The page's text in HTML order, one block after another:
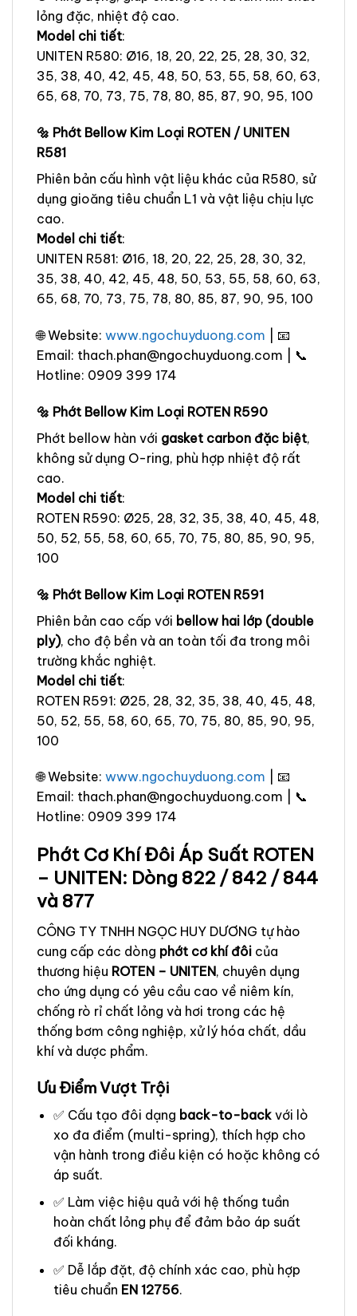
lỏng đặc, nhiệt độ cao.
Model chi tiết:
UNITEN R580: Ø16, 18, 20, 22, 25, 28, 30, 32,
35, 38, 40, 42, 45, 48, 50, 53, 55, 58, 60, 63,
65, 68, 70, 73, 75, 78, 80, 85, 87, 90, 95, 100
🔩 Phớt Bellow Kim Loại ROTEN / UNITEN
R581
Phiên bản cấu hình vật liệu khác của R580, sử
dụng gioăng tiêu chuẩn L1 và vật liệu chịu lực
cao.
Model chi tiết:
UNITEN R581: Ø16, 18, 20, 22, 25, 28, 30, 32,
35, 38, 40, 42, 45, 48, 50, 53, 55, 58, 60, 63,
65, 68, 70, 73, 75, 78, 80, 85, 87, 90, 95, 100
🌐 Website: www.ngochuyduong.com | 📧
Email: thach.phan@ngochuyduong.com | 📞
Hotline: 0909 399 174
🔩 Phớt Bellow Kim Loại ROTEN R590
Phớt bellow hàn với gasket carbon đặc biệt,
không sử dụng O-ring, phù hợp nhiệt độ rất
cao.
Model chi tiết:
ROTEN R590: Ø25, 28, 32, 35, 38, 40, 45, 48,
50, 52, 55, 58, 60, 65, 70, 75, 80, 85, 90, 95,
100
🔩 Phớt Bellow Kim Loại ROTEN R591
Phiên bản cao cấp với bellow hai lớp (double
ply), cho độ bền và an toàn tối đa trong môi
trường khắc nghiệt.
Model chi tiết:
ROTEN R591: Ø25, 28, 32, 35, 38, 40, 45, 48,
50, 52, 55, 58, 60, 65, 70, 75, 80, 85, 90, 95,
100
🌐 Website: www.ngochuyduong.com | 📧
Email: thach.phan@ngochuyduong.com | 📞
Hotline: 0909 399 174
Phớt Cơ Khí Đôi Áp Suất ROTEN
– UNITEN: Dòng 822 / 842 / 844
và 877
CÔNG TY TNHH NGỌC HUY DƯƠNG tự hào
cung cấp các dòng phớt cơ khí đôi của
thương hiệu ROTEN – UNITEN, chuyên dụng
cho ứng dụng có yêu cầu cao về niêm kín,
chống rò rỉ chất lỏng và hơi trong các hệ
thống bơm công nghiệp, xử lý hóa chất, dầu
khí và dược phẩm.
Ưu Điểm Vượt Trội
✅ Cấu tạo đôi dạng back-to-backvới lò
xo đa điểm (multi-spring), thích hợp cho
vận hành trong điều kiện có hoặc không có
áp suất.
✅ Làm việc hiệu quả với hệ thống tuần
hoàn chất lỏng phụ để đảm bảo áp suất
đối kháng.
✅ Dễ lắp đặt, độ chính xác cao, phù hợp
tiêu chuẩn EN 12756.